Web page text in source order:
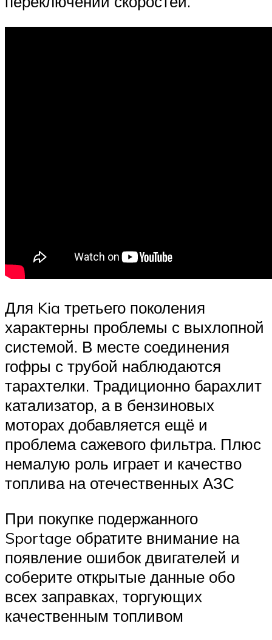
Для Kia третьего поколения
характерны проблемы с выхлопной
системой. В месте соединения
гофры с трубой наблюдаются
тарахтелки. Традиционно барахлит
катализатор, а в бензиновых
моторах добавляется ещё и
проблема сажевого фильтра. Плюс
немалую роль играет и качество
топлива на отечественных АЗС
При покупке подержанного
Sportage обратите внимание на
появление ошибок двигателей и
соберите открытые данные обо
всех заправках, торгующих
качественным топливом